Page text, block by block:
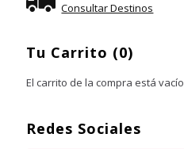
Consultar Destinos
Tu Carrito (0)
El carrito de la compra está vacío
Redes Sociales